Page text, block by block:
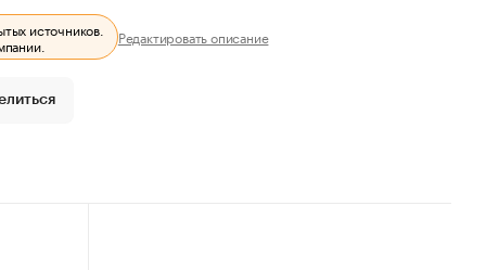
источников.
Редактировать описание